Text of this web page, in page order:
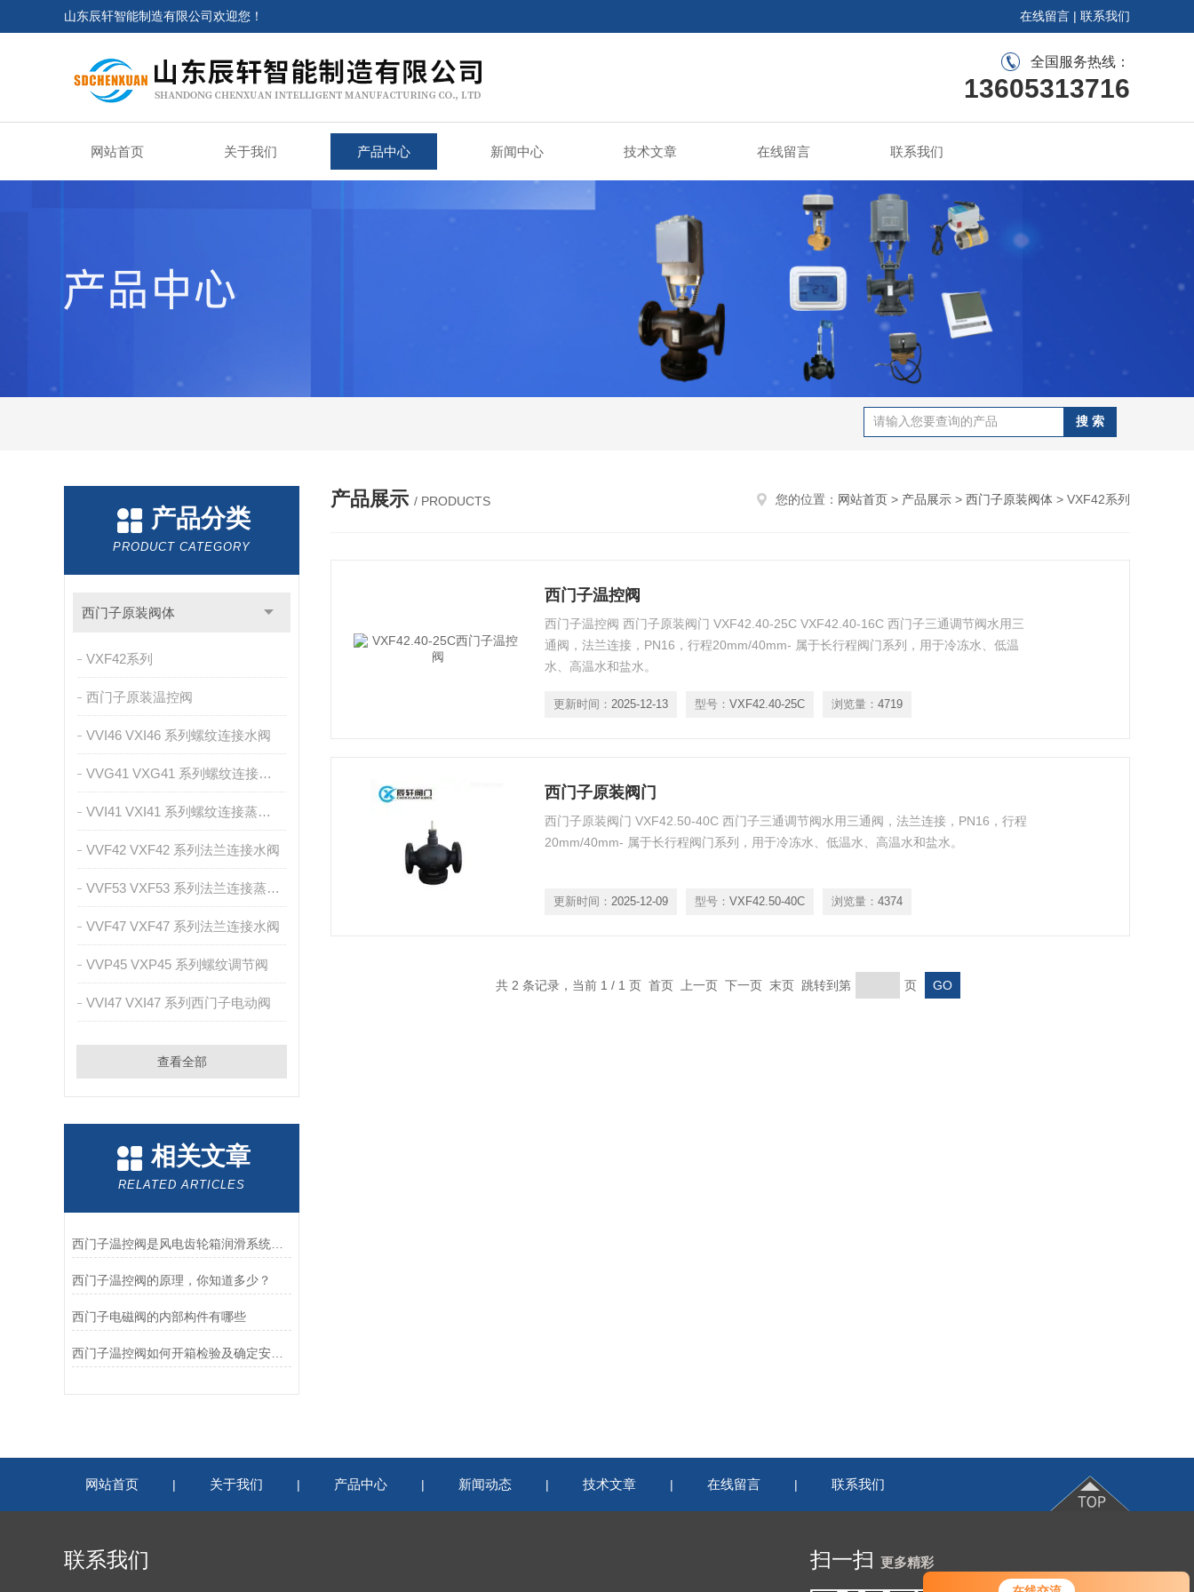
山东辰轩智能制造有限公司欢迎您！ 在线留言 | 联系我们
全国服务热线：
13605313716
网站首页 关于我们 产品中心 新闻中心 技术文章 在线留言 联系我们
产品分类
PRODUCT CATEGORY
西门子原装阀体
VXF42系列
西门子原装温控阀
VVI46 VXI46 系列螺纹连接水阀
VVG41 VXG41 系列螺纹连接蒸汽阀
VVI41 VXI41 系列螺纹连接蒸汽阀
VVF42 VXF42 系列法兰连接水阀
VVF53 VXF53 系列法兰连接蒸汽阀
VVF47 VXF47 系列法兰连接水阀
VVP45 VXP45 系列螺纹调节阀
VVI47 VXI47 系列西门子电动阀
查看全部
相关文章
RELATED ARTICLES
西门子温控阀是风电齿轮箱润滑系统的重要组成部分
西门子温控阀的原理，你知道多少？
西门子电磁阀的内部构件有哪些
西门子温控阀如何开箱检验及确定安装位置
产品展示 / PRODUCTS 您的位置： 网站首页 > 产品展示 > 西门子原装阀体 > VXF42系列
西门子温控阀
西门子温控阀 西门子原装阀门 VXF42.40-25C VXF42.40-16C 西门子三通调节阀水用三
通阀，法兰连接，PN16，行程20mm/40mm- 属于长行程阀门系列，用于冷冻水、低温
水、高温水和盐水。
更新时间： 2025-12-13 型号： VXF42.40-25C 浏览量： 4719
西门子原装阀门
西门子原装阀门 VXF42.50-40C 西门子三通调节阀水用三通阀，法兰连接，PN16，行程
20mm/40mm- 属于长行程阀门系列，用于冷冻水、低温水、高温水和盐水。
更新时间： 2025-12-09 型号： VXF42.50-40C 浏览量： 4374
共 2 条记录，当前 1 / 1 页 首页 上一页 下一页 末页 跳转到第 页
网站首页 | 关于我们 | 产品中心 | 新闻动态 | 技术文章 | 在线留言 | 联系我们
联系我们 扫一扫 更多精彩